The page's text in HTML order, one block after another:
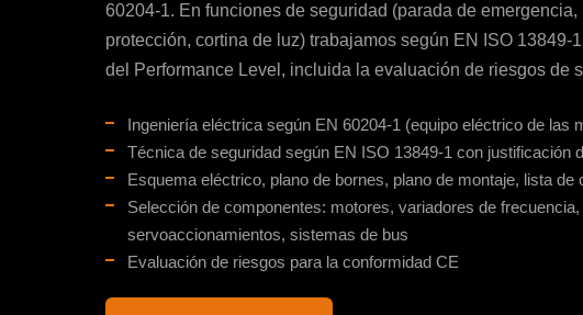
60204-1. En funciones de seguridad (parada de emergencia,
protección, cortina de luz) trabajamos según EN ISO 13849-
del Performance Level, incluida la evaluación de riesgos de
Ingeniería eléctrica según EN 60204-1 (equipo eléctrico de las
Técnica de seguridad según EN ISO 13849-1 con justificación
Esquema eléctrico, plano de bornes, plano de montaje, lista de
Selección de componentes: motores, variadores de frecuencia,
servoaccionamientos, sistemas de bus
Evaluación de riesgos para la conformidad CE